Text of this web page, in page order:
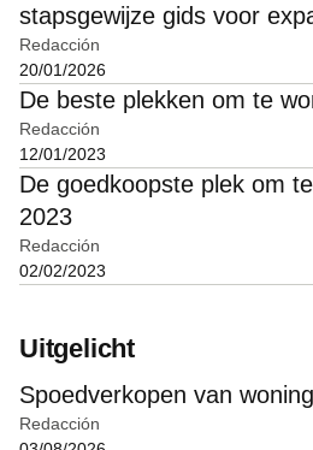
stapsgewijze gids voor
Redacción
20/01/2026
De beste plekken om te
Redacción
12/01/2023
De goedkoopste plek om
2023
Redacción
02/02/2023
Uitgelicht
Spoedverkopen van
Redacción